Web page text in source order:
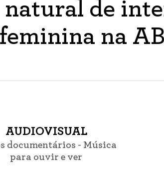
de
na
AUDIOVISUAL
documentários - Música
para ouvir e ver